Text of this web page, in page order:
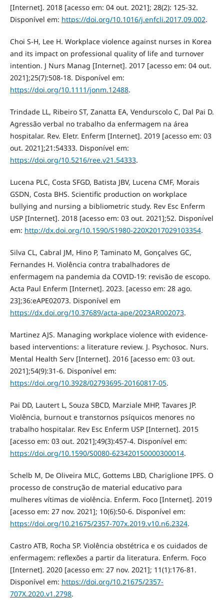
[Internet]. 2018 [acesso em: 04 out. 2021]; 28(2): 125-32.
Disponível em: https://doi.org/10.1016/j.enfcli.2017.09.002.
Choi S-H, Lee H. Workplace violence against nurses in Korea
and its impact on professional quality of life and turnover
intention. J Nurs Manag [Internet]. 2017 [acesso em: 04 out.
2021];25(7):508-18. Disponível em:
https://doi.org/10.1111/jonm.12488.
Trindade LL, Ribeiro ST, Zanatta EA, Vendurscolo C, Dal Pai D.
Agressão verbal no trabalho da enfermagem na área
hospitalar. Rev. Eletr. Enferm [Internet]. 2019 [acesso em: 03
out. 2021];21:54333. Disponível em:
https://doi.org/10.5216/ree.v21.54333.
Lucena PLC, Costa SFGD, Batista JBV, Lucena CMF, Morais
GSDN, Costa BHS. Scientific production on workplace
bullying and nursing a bibliometric study. Rev Esc Enferm
USP [Internet]. 2018 [acesso em: 03 out. 2021];52. Disponível
em: http://dx.doi.org/10.1590/S1980-220X2017029103354.
Silva CL, Cabral JM, Hino P, Taminato M, Gonçalves GC,
Fernandes H. Violência contra trabalhadores de
enfermagem na pandemia da COVID-19: revisão de escopo.
Acta Paul Enferm [Internet]. 2023. [acesso em: 28 ago.
23];36:eAPE02073. Disponível em
https://dx.doi.org/10.37689/acta-ape/2023AR002073.
Martinez AJS. Managing workplace violence with evidence-
based interventions: a literature review. J. Psychosoc. Nurs.
Mental Health Serv [Internet]. 2016 [acesso em: 03 out.
2021];54(9):31-6. Disponível em:
https://doi.org/10.3928/02793695-20160817-05.
Pai DD, Lautert L, Souza SBCD, Marziale MHP, Tavares JP.
Violência, burnout e transtornos psíquicos menores no
trabalho hospitalar. Rev Esc Enferm USP [Internet]. 2015
[acesso em: 03 out. 2021];49(3):457-4. Disponível em:
https://doi.org/10.1590/S0080-623420150000300014.
Schelb M, De Oliveira MLC, Gottems LBD, Chariglione IPFS. O
processo de construção de material educativo para
mulheres vítimas de violência. Enferm. Foco [Internet]. 2019
[acesso em: 27 nov. 2021]; 10(6):50-6. Disponível em:
https://doi.org/10.21675/2357-707x.2019.v10.n6.2324.
Castro ATB, Rocha SP. Violência obstétrica e os cuidados de
enfermagem: reflexões a partir da literatura. Enferm. Foco
[Internet]. 2020 [acesso em: 27 nov. 2021]; 11(1):176-81.
Disponível em: https://doi.org/10.21675/2357-
707X.2020.v1.2798.